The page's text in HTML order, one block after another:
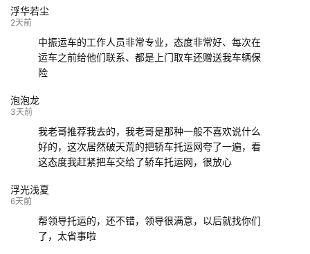
浮华若尘
2天前
中振运车的工作人员非常专业，态度非常好、每次在
运车之前给他们联系、都是上门取车还赠送我车辆保
险
泡泡龙
3天前
我老哥推荐我去的，我老哥是那种一般不喜欢说什么
好的，这次居然破天荒的把轿车托运网夸了一遍，看
这态度我赶紧把车交给了轿车托运网，很放心
浮光浅夏
6天前
帮领导托运的，还不错，领导很满意，以后就找你们
了，太省事啦